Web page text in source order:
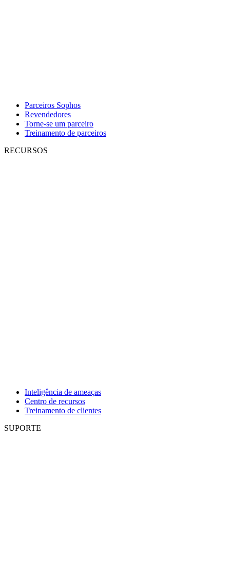
Parceiros Sophos
Revendedores
Torne-se um parceiro
Treinamento de parceiros
RECURSOS
Inteligência de ameaças
Centro de recursos
Treinamento de clientes
SUPORTE